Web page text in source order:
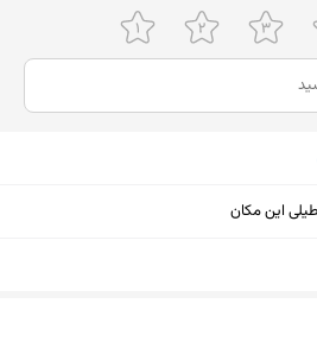
این مکان